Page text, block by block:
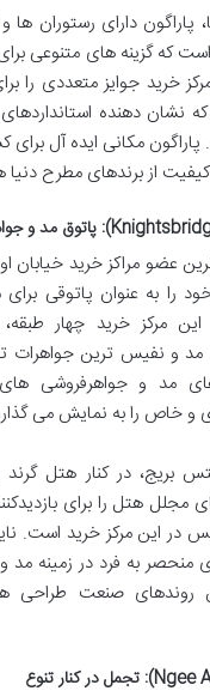
پاراگون دارای رستوران
که گزینه های متنوعی
خرید جوایز متعددی را
نشان دهنده
مکانی ایده آل برای
از برندهای مطرح دنیا
عضو مراکز خرید خیابان
را به عنوان پاتوقی
مرکز خرید چهار
و نفیس ترین جواهرات
مد و جواهرفروشی
و خاص را به نمایش می
بریج، در کنار هتل
مجلل هتل را برای
در این مرکز خرید است.
منحصر به فرد در زمینه
روندهای صنعت طراحی